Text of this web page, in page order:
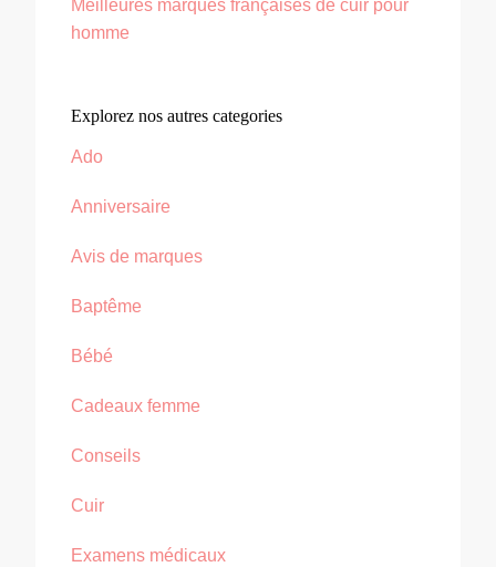
Meilleures marques françaises de cuir pour
homme
Explorez nos autres categories
Ado
Anniversaire
Avis de marques
Baptême
Bébé
Cadeaux femme
Conseils
Cuir
Examens médicaux